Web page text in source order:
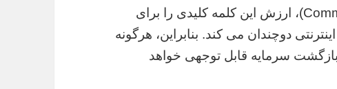
این سطح از قصد تجاری (Commercial Intent)، ارزش این کلمه کلیدی را برای
دوچندان می کند. بنابراین، هرگونه
سرمایه قابل توجهی خواهد